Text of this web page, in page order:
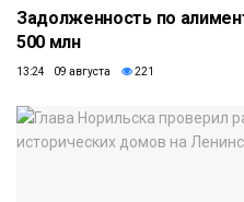
Задолженность по
500 млн
13:24 09 августа 221